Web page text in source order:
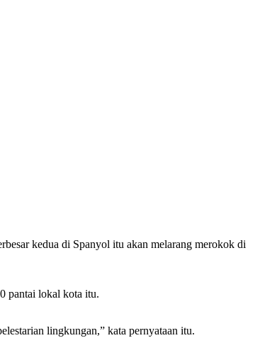
kedua di Spanyol itu akan melarang merokok di
pantai lokal kota itu.
lingkungan,” kata pernyataan itu.